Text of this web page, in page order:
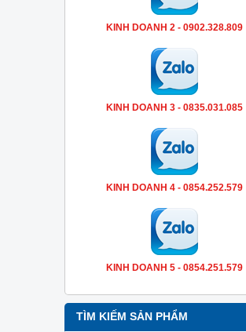
KINH DOANH 2 - 0902.328.809
KINH DOANH 3 - 0835.031.085
KINH DOANH 4 - 0854.252.579
KINH DOANH 5 - 0854.251.579
TÌM KIẾM SẢN PHẨM